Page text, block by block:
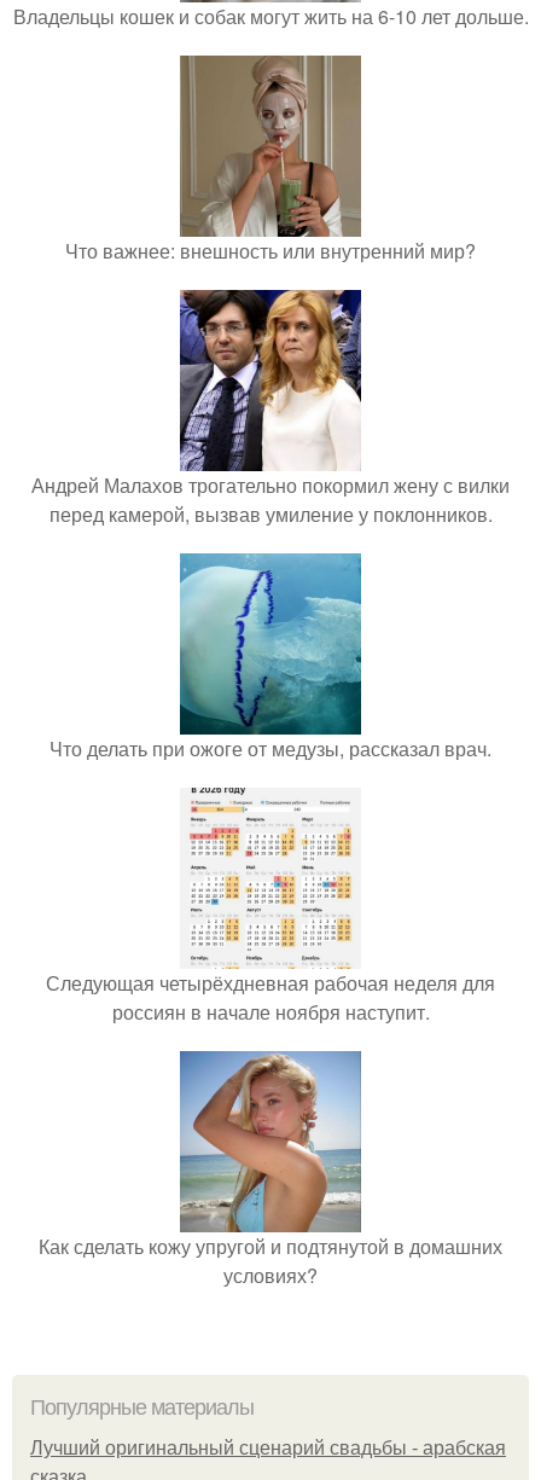
Владельцы кошек и собак могут жить на 6-10 лет дольше.
Что важнее: внешность или внутренний мир?
Андрей Малахов трогательно покормил жену с вилки
перед камерой, вызвав умиление у поклонников.
Что делать при ожоге от медузы, рассказал врач.
Следующая четырёхдневная рабочая неделя для
россиян в начале ноября наступит.
Как сделать кожу упругой и подтянутой в домашних
условиях?
Популярные материалы
Лучший оригинальный сценарий свадьбы - арабская